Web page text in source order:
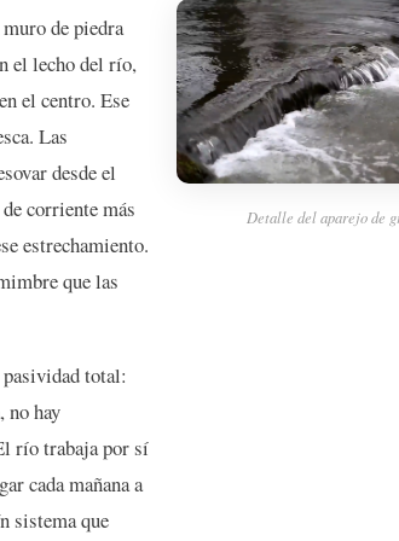
Detalle del aparejo de
de piedra
el lecho del río,
el centro. Ese
Las
desde el
corriente más
estrechamiento.
que las
total:
no hay
río trabaja por sí
cada mañana a
sistema que